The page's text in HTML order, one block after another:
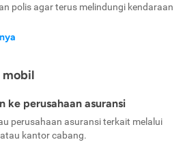
polis agar terus melindungi kendaraan
mobil
ke perusahaan asuransi
perusahaan asuransi terkait melalui
kantor cabang.